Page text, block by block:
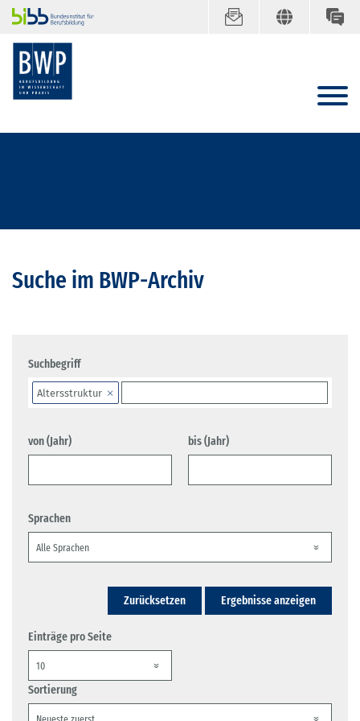
Suche im BWP-Archiv
Suchbegriff
Altersstruktur
von (Jahr) bis (Jahr)
Sprachen
Zurücksetzen Ergebnisse anzeigen
Einträge pro Seite
Sortierung